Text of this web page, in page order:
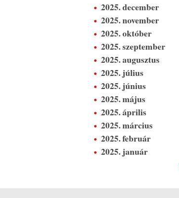
2025. december
2025. november
2025. október
2025. szeptember
2025. augusztus
2025. július
2025. június
2025. május
2025. április
2025. március
2025. február
2025. január